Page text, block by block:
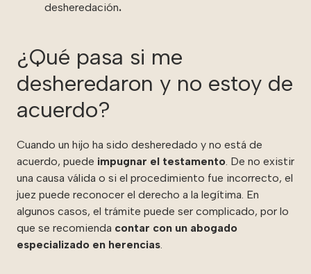
desheredación.
¿Qué pasa si me
desheredaron y no estoy de
acuerdo?
Cuando un hijo ha sido desheredado y no está de
acuerdo, puede impugnar el testamento . De no existir
una causa válida o si el procedimiento fue incorrecto, el
juez puede reconocer el derecho a la legítima. En
algunos casos, el trámite puede ser complicado, por lo
que se recomienda contar con un abogado
especializado en herencias